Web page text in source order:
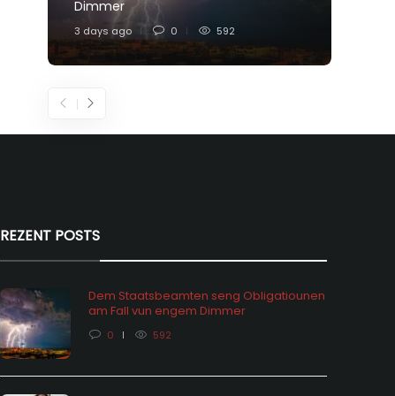
Dimmer
3 days ago 0 592
REZENT POSTS
Dem Staatsbeamten seng Obligatiounen
am Fall vun engem Dimmer
0 592